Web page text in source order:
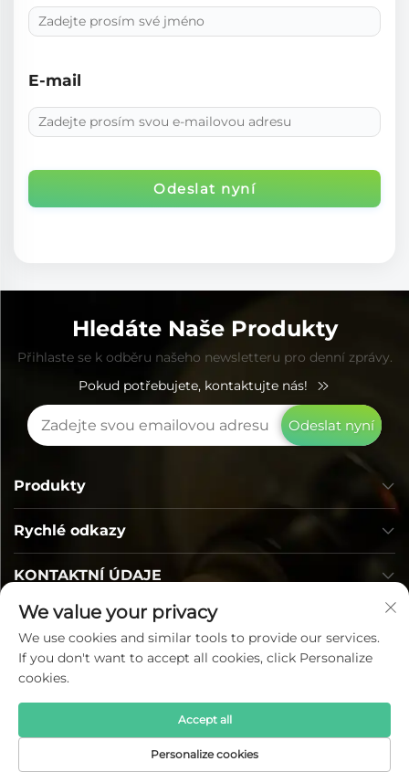
E-mail
Odeslat nyní
Hledáte Naše Produkty
Přihlaste se k odběru našeho newsletteru pro denní zprávy.
Pokud potřebujete, kontaktujte nás!
Odeslat nyní
Rychlé odkazy
Produkty
KONTAKTNÍ ÚDAJE
Copyright © Lumi Photoelectric Technology Co., Ltd.
Všechna práva vyhrazena —
Zásady ochrany soukromí
We value your privacy
We use cookies and similar tools to provide our services.
If you don't want to accept all cookies, click Personalize
cookies.
Personalize cookies
Accept all